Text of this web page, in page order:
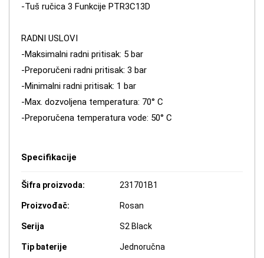
-Tuš ručica 3 Funkcije PTR3C13D
RADNI USLOVI
-Maksimalni radni pritisak: 5 bar
-Preporučeni radni pritisak: 3 bar
-Minimalni radni pritisak: 1 bar
-Max. dozvoljena temperatura: 70° C
-Preporučena temperatura vode: 50° C
Specifikacije
Šifra proizvoda: 231701B1
Proizvođač: Rosan
Serija S2 Black
Tip baterije Jednoručna